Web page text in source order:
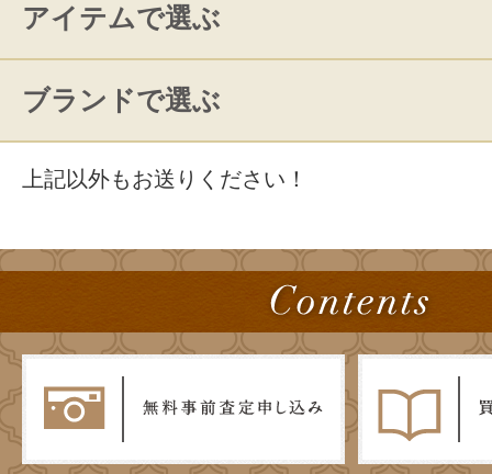
アイテムで選ぶ
ブランドで選ぶ
上記以外もお送りください！